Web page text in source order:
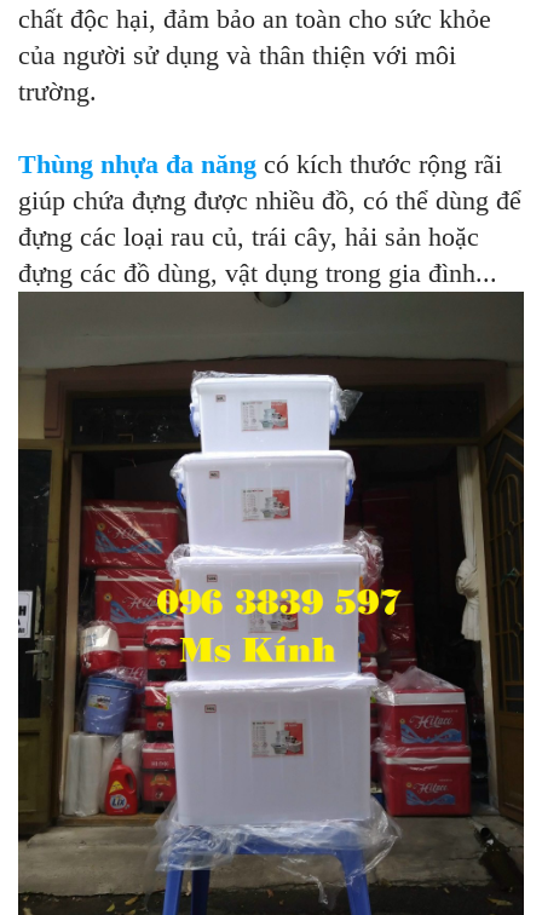
chất độc hại, đảm bảo an toàn cho sức khỏe
của người sử dụng và thân thiện với môi
trường.
Thùng nhựa đa năng có kích thước rộng rãi
giúp chứa đựng được nhiều đồ, có thể dùng để
đựng các loại rau củ, trái cây, hải sản hoặc
đựng các đồ dùng, vật dụng trong gia đình...